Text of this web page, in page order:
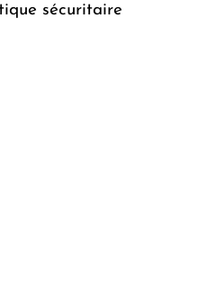
sécuritaire